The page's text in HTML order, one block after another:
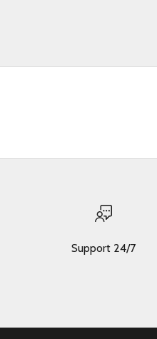
Support 24/7